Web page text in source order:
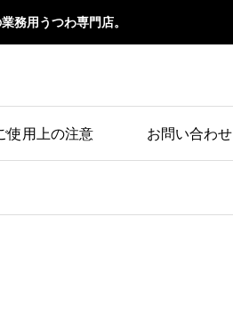
務用うつわ専門店。
使用上の注意 お問い合わせ